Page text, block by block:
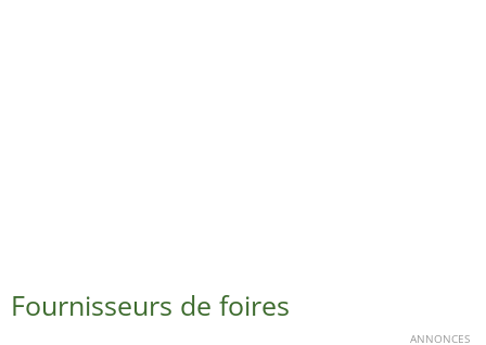
Fournisseurs de foires
ANNONCES